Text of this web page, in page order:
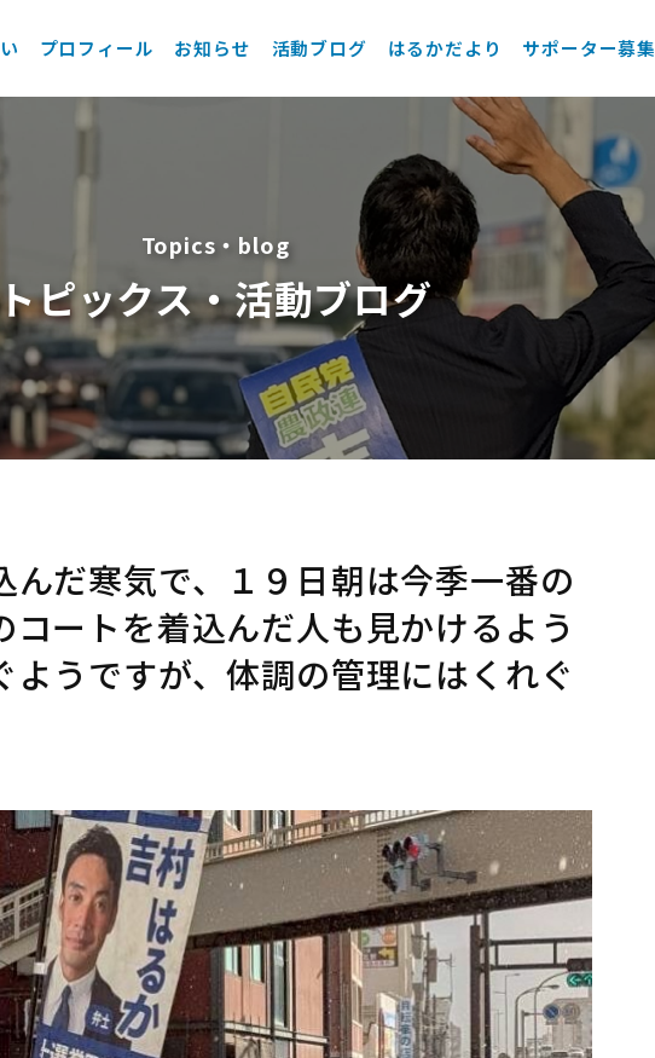
プロフィール お知らせ 活動ブログ はるかだより サポーター募集
Topics・blog
ピックス・活動ブログ
んだ寒気で、１９日朝は今季一番の
ートを着込んだ人も見かけるよう
うですが、体調の管理にはくれぐ